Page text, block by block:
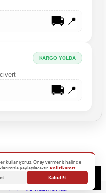
🚚📍
KARGO YOLDA
🚚📍
kullanıyoruz. Onay vermeniz halinde
paylaşılacaktır.Politikamız
Kabul Et
Hakları Saklıdır.